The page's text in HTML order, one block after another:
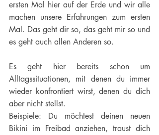
ersten Mal hier auf der Erde und wir alle
machen unsere Erfahrungen zum ersten
Mal. Das geht dir so, das geht mir so und
es geht auch allen Anderen so.
Es geht hier bereits schon um
Alltagssituationen, mit denen du immer
wieder konfrontiert wirst, denen du dich
aber nicht stellst.
Beispiele: Du möchtest deinen neuen
Bikini im Freibad anziehen, traust dich